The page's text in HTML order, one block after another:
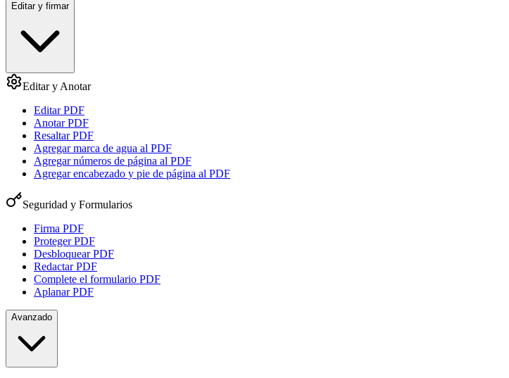
Editar y firmar
Editar y Anotar
Editar PDF
Anotar PDF
Resaltar PDF
Agregar marca de agua al PDF
Agregar números de página al PDF
Agregar encabezado y pie de página al PDF
Seguridad y Formularios
Firma PDF
Proteger PDF
Desbloquear PDF
Redactar PDF
Complete el formulario PDF
Aplanar PDF
Avanzado